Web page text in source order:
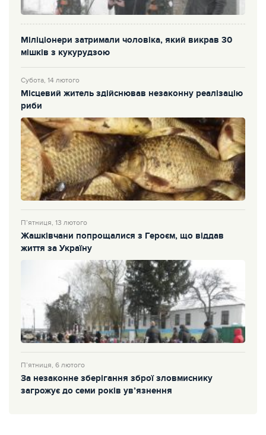
Міліціонери затримали чоловіка, який викрав 30
мішків з кукурудзою
Субота, 14 лютого
Місцевий житель здійснював незаконну реалізацію
риби
П’ятниця, 13 лютого
Жашківчани попрощалися з Героєм, що віддав
життя за Україну
П’ятниця, 6 лютого
За незаконне зберігання зброї зловмиснику
загрожує до семи років ув’язнення